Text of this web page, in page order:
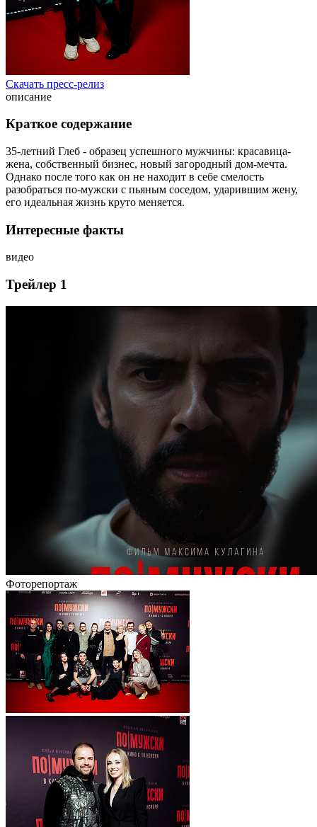
Скачать пресс-релиз
описание
Краткое содержание
35-летний Глеб - образец успешного мужчины: красавица-
жена, собственный бизнес, новый загородный дом-мечта.
Однако после того как он не находит в себе смелость
разобраться по-мужски с пьяным соседом, ударившим жену,
его идеальная жизнь круто меняется.
Интересные факты
видео
Трейлер 1
Фоторепортаж